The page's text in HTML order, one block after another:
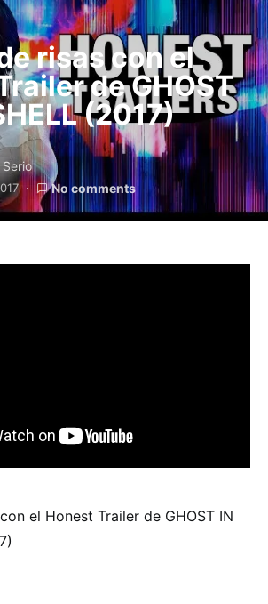
risas con el
de GHOST
(2017)
No comments
el Honest Trailer de GHOST IN